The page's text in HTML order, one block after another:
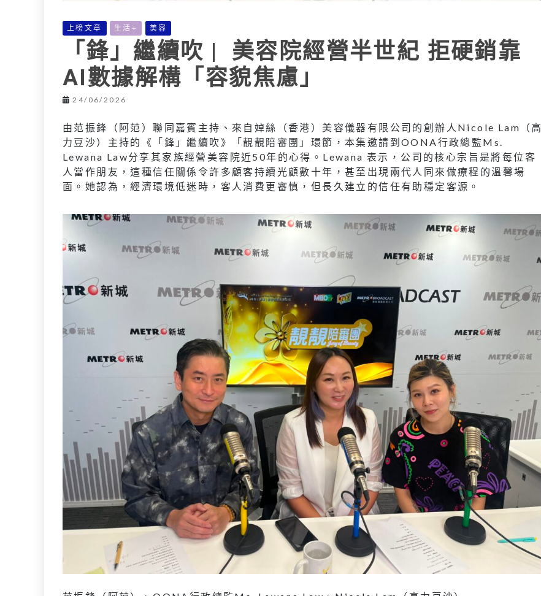
上榜文章 生活+ 美容
「鋒」繼續吹 | 美容院經營半世紀 拒硬銷靠
AI數據解構「容貌焦慮」
24/06/2026
由范振鋒（阿范）聯同嘉賓主持、來自婥絲（香港）美容儀器有限公司的創辦人Nicole Lam（高
力豆沙）主持的《「鋒」繼續吹》「靚靚陪審團」環節，本集邀請到OONA行政總監Ms.
Lewana Law分享其家族經營美容院近50年的心得。Lewana 表示，公司的核心宗旨是將每位客
人當作朋友，這種信任關係令許多顧客持續光顧數十年，甚至出現兩代人同來做療程的溫馨場
面。她認為，經濟環境低迷時，客人消費更審慎，但長久建立的信任有助穩定客源。